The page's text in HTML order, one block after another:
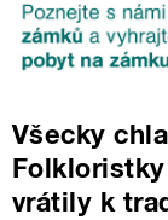
Všecky
vrátily k